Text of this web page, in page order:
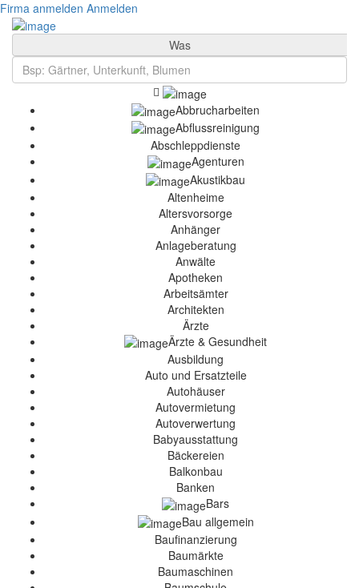
Firma anmelden Anmelden
Was
Abbrucharbeiten
Abflussreinigung
Abschleppdienste
Agenturen
Akustikbau
Altenheime
Altersvorsorge
Anhänger
Anlageberatung
Anwälte
Apotheken
Arbeitsämter
Architekten
Ärzte
Ärzte & Gesundheit
Ausbildung
Auto und Ersatzteile
Autohäuser
Autovermietung
Autoverwertung
Babyausstattung
Bäckereien
Balkonbau
Banken
Bars
Bau allgemein
Baufinanzierung
Baumärkte
Baumaschinen